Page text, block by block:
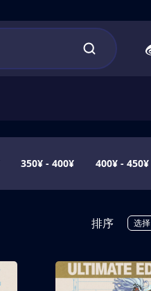
350¥ - 400¥ 400¥ - 450¥
排序 选择